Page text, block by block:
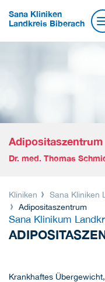
Sana Kliniken
Landkreis Biberach
Adipositaszentrum
Dr. med. Thomas
Kliniken Sana Kliniken
Adipositaszentrum
Sana Klinikum
Krankhaftes